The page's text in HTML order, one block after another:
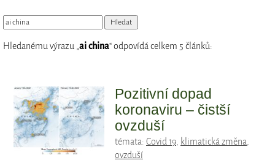
Hledanému výrazu „ai china“ odpovídá celkem 5 článků:
Pozitivní dopad
koronaviru – čistší
ovzduší
témata: Covid 19, klimatická změna,
ovzduší